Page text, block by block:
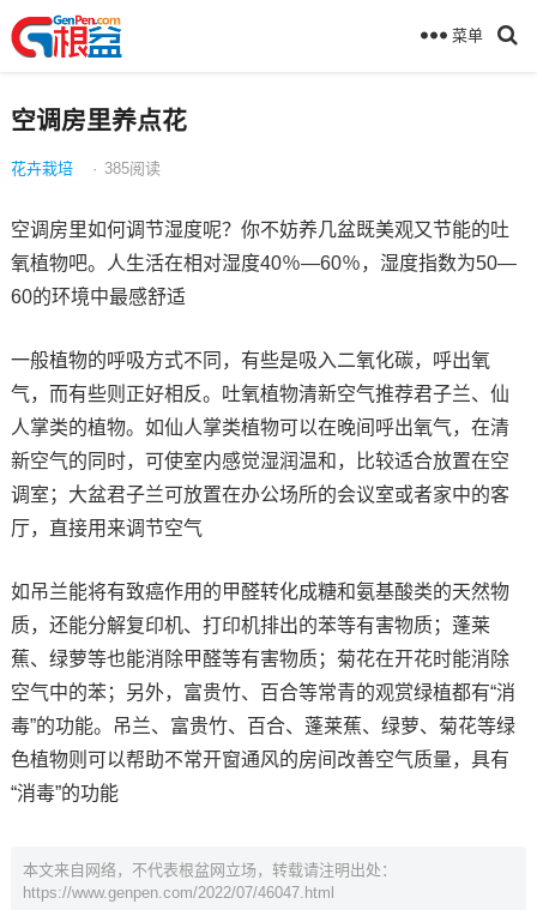
菜单
空调房里养点花
花卉栽培 · 385阅读
空调房里如何调节湿度呢？你不妨养几盆既美观又节能的吐
氧植物吧。人生活在相对湿度40％—60％，湿度指数为50—
60的环境中最感舒适
一般植物的呼吸方式不同，有些是吸入二氧化碳，呼出氧
气，而有些则正好相反。吐氧植物清新空气推荐君子兰、仙
人掌类的植物。如仙人掌类植物可以在晚间呼出氧气，在清
新空气的同时，可使室内感觉湿润温和，比较适合放置在空
调室；大盆君子兰可放置在办公场所的会议室或者家中的客
厅，直接用来调节空气
如吊兰能将有致癌作用的甲醛转化成糖和氨基酸类的天然物
质，还能分解复印机、打印机排出的苯等有害物质；蓬莱
蕉、绿萝等也能消除甲醛等有害物质；菊花在开花时能消除
空气中的苯；另外，富贵竹、百合等常青的观赏绿植都有“消
毒”的功能。吊兰、富贵竹、百合、蓬莱蕉、绿萝、菊花等绿
色植物则可以帮助不常开窗通风的房间改善空气质量，具有
“消毒”的功能
本文来自网络，不代表根盆网立场，转载请注明出处：
https://www.genpen.com/2022/07/46047.html